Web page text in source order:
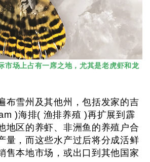
市场上占有一席之地，尤其是老虎虾和龙
布雪州及其他州，包括发家的吉
)海排( 渔排养殖 )再扩展到霹
地区的养虾、非洲鱼的养殖户合
量，而这些水产过后将分成活鲜
售本地市场，或出口到其他国家